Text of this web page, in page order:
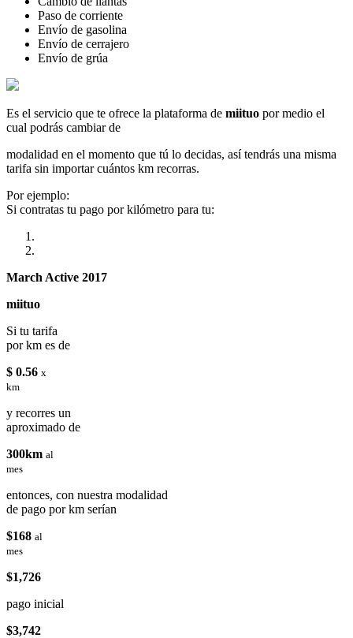
Paso de corriente
Envío de gasolina
Envío de cerrajero
Envío de grúa
Es el servicio que te ofrece la plataforma de miituo por medio el
cual podrás cambiar de
modalidad en el momento que tú lo decidas, así tendrás una misma
tarifa sin importar cuántos km recorras.
Por ejemplo:
Si contratas tu pago por kilómetro para tu:
March Active 2017
miituo
Si tu tarifa
por km es de
$ 0.56 x
km
y recorres un
aproximado de
300km al
mes
entonces, con nuestra modalidad
de pago por km serían
$168 al
mes
$1,726
pago inicial
$3,742